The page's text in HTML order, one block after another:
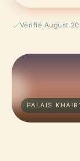
Vérifié August
PALAIS